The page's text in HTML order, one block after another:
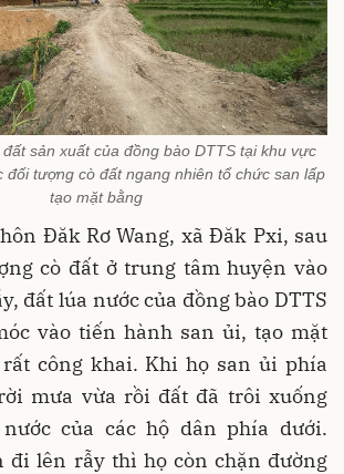
sản xuất của đồng bào DTTS tại khu vực
đối tượng cò đất ngang nhiên tổ chức san lấp
tạo mặt bằng
Đăk Rơ Wang, xã Đăk Pxi, sau
cò đất ở trung tâm huyện vào
đất lúa nước của đồng bào DTTS
vào tiến hành san ủi, tạo mặt
công khai. Khi họ san ủi phía
mưa vừa rồi đất đã trôi xuống
của các hộ dân phía dưới.
đi lên rẫy thì họ còn chặn đường